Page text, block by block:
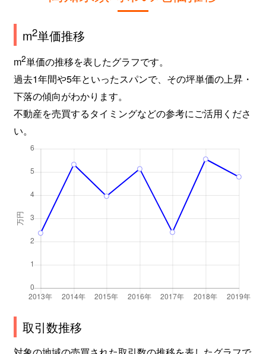
m2単価推移
m2単価の推移を表したグラフです。
過去1年間や5年といったスパンで、その坪単価の上昇・
下落の傾向がわかります。
不動産を売買するタイミングなどの参考にご活用くださ
い。
取引数推移